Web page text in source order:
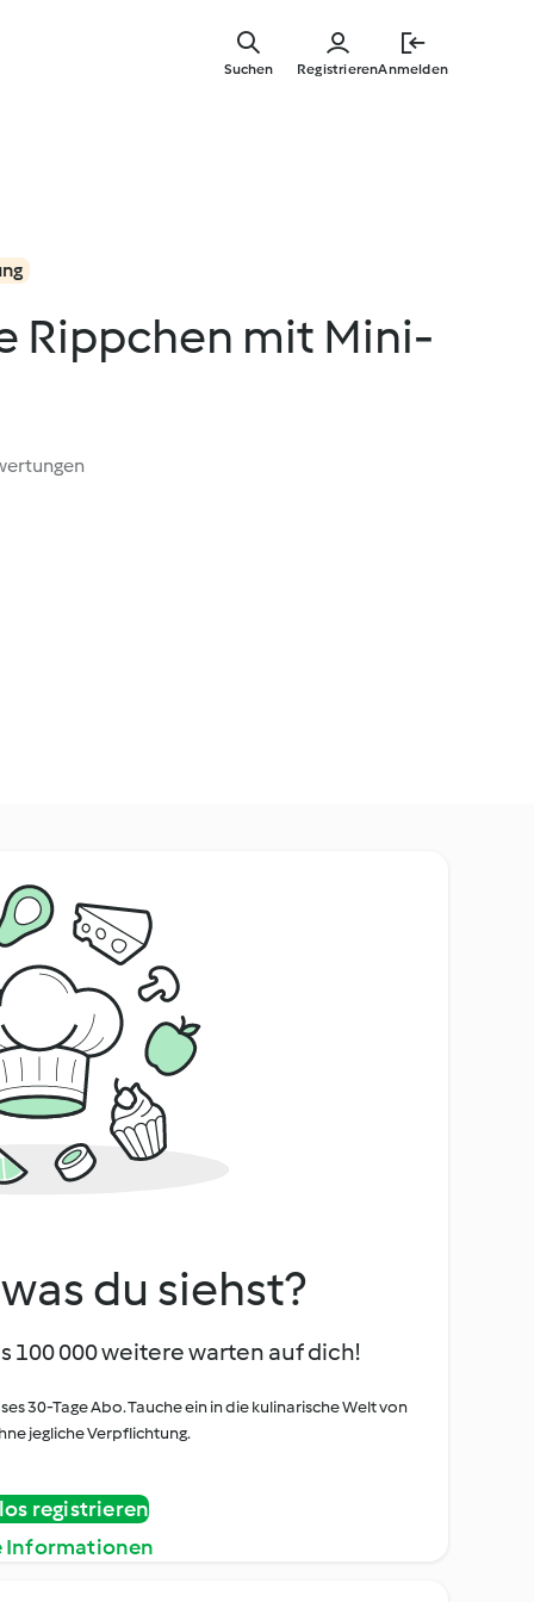
springen
RegistrierenAnmelden
Suchen
Rippchen mit Mini-
du siehst?
100 000 weitere warten auf dich!
30-Tage Abo. Tauche ein in die kulinarische Welt von
jegliche Verpflichtung.
registrieren
Informationen